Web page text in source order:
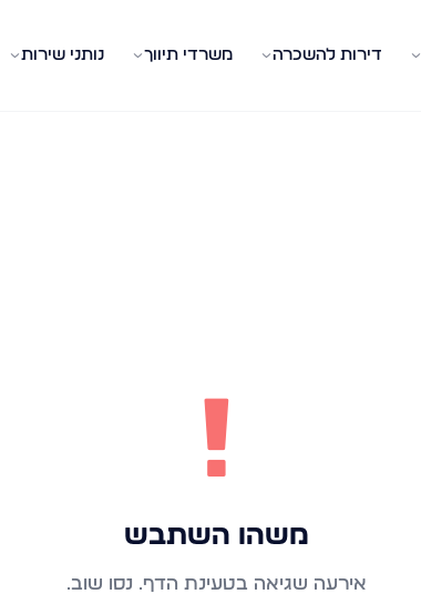
דירות להשכרה משרדי תיווך נותני שירות
!
משהו השתבש
אירעה שגיאה בטעינת הדף. נסו שוב.